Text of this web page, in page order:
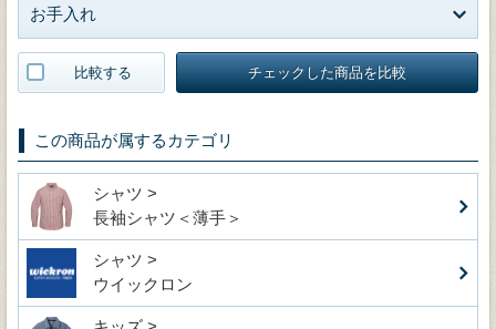
お手入れ
比較する チェックした商品を比較
この商品が属するカテゴリ
シャツ >
長袖シャツ＜薄手＞
シャツ >
ウイックロン